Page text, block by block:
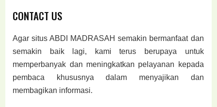
CONTACT US
Agar situs ABDI MADRASAH semakin bermanfaat dan
semakin baik lagi, kami terus berupaya untuk
memperbanyak dan meningkatkan pelayanan kepada
pembaca khususnya dalam menyajikan dan
membagikan informasi.